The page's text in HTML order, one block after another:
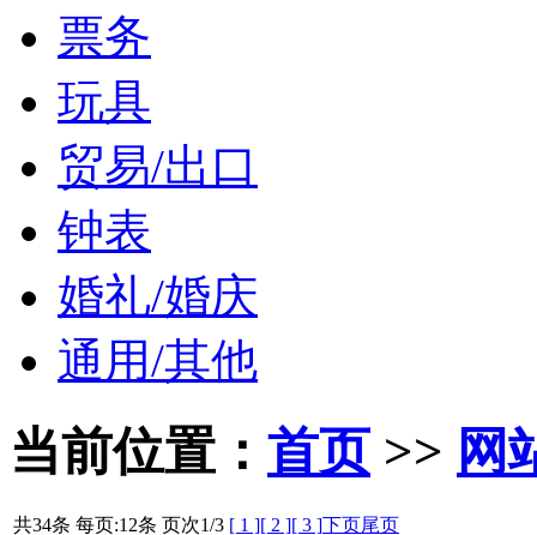
票务
玩具
贸易/出口
钟表
婚礼/婚庆
通用/其他
当前位置： 首页>> 网
共34条 每页:12条 页次1/3 [ 1 ][ 2 ][ 3 ]下页尾页